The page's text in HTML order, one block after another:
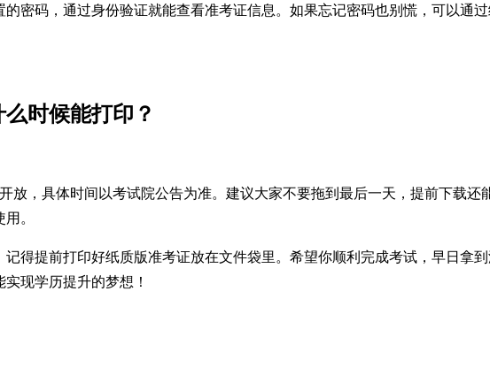
密码，通过身份验证就能查看准考证信息。如果忘记密码也别慌，可以通
时候能打印？
放，具体时间以考试院公告为准。建议大家不要拖到最后一天，提前下载
。
得提前打印好纸质版准考证放在文件袋里。希望你顺利完成考试，早日拿
实现学历提升的梦想！